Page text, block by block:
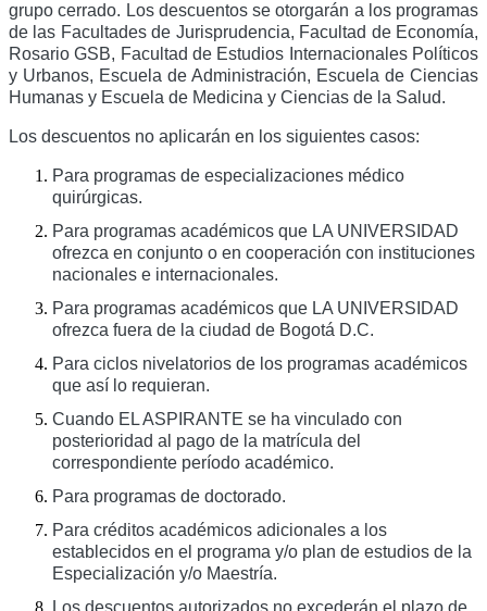
grupo cerrado. Los descuentos se otorgarán a los programas
de las Facultades de Jurisprudencia, Facultad de Economía,
Rosario GSB, Facultad de Estudios Internacionales Políticos
y Urbanos, Escuela de Administración, Escuela de Ciencias
Humanas y Escuela de Medicina y Ciencias de la Salud.
Los descuentos no aplicarán en los siguientes casos:
Para programas de especializaciones médico
quirúrgicas.
Para programas académicos que LA UNIVERSIDAD
ofrezca en conjunto o en cooperación con instituciones
nacionales e internacionales.
Para programas académicos que LA UNIVERSIDAD
ofrezca fuera de la ciudad de Bogotá D.C.
Para ciclos nivelatorios de los programas académicos
que así lo requieran.
Cuando EL ASPIRANTE se ha vinculado con
posterioridad al pago de la matrícula del
correspondiente período académico.
Para programas de doctorado.
Para créditos académicos adicionales a los
establecidos en el programa y/o plan de estudios de la
Especialización y/o Maestría.